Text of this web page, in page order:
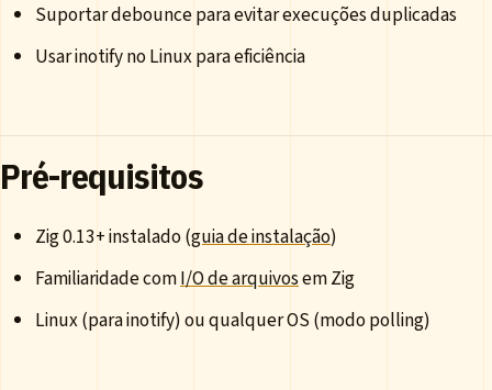
Suportar debounce para evitar execuções duplicadas
Usar inotify no Linux para eficiência
Pré-requisitos
Zig 0.13+ instalado (guia de instalação)
Familiaridade comI/O de arquivosem Zig
Linux (para inotify) ou qualquer OS (modo polling)